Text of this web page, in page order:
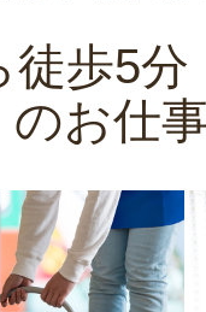
徒歩5
のお仕